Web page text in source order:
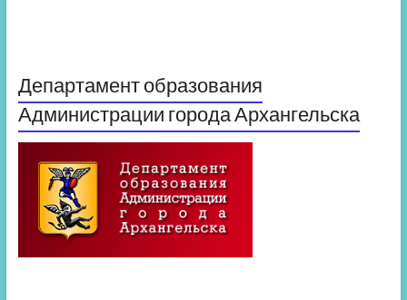
Департамент образования
Администрации города Архангельска